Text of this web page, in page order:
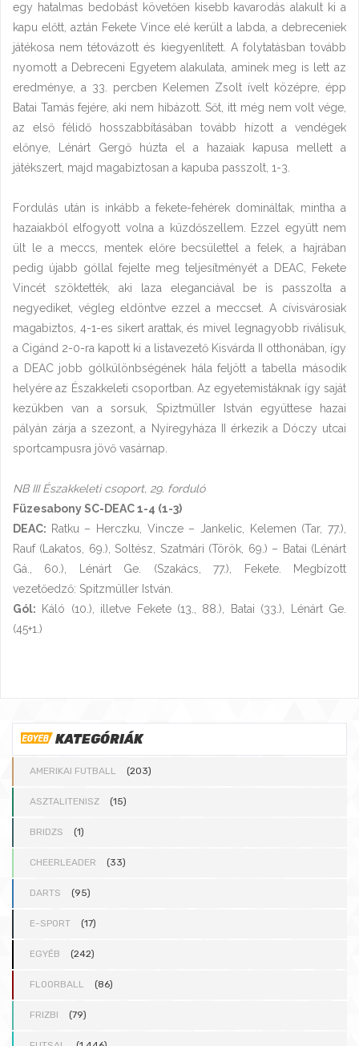
egy hatalmas bedobást követően kisebb kavarodás alakult ki a
kapu előtt, aztán Fekete Vince elé került a labda, a debreceniek
játékosa nem tétovázott és kiegyenlített. A folytatásban tovább
nyomott a Debreceni Egyetem alakulata, aminek meg is lett az
eredménye, a 33. percben Kelemen Zsolt ívelt középre, épp
Batai Tamás fejére, aki nem hibázott. Sőt, itt még nem volt vége,
az első félidő hosszabbításában tovább hízott a vendégek
előnye, Lénárt Gergő húzta el a hazaiak kapusa mellett a
játékszert, majd magabiztosan a kapuba passzolt, 1-3.
Fordulás után is inkább a fekete-fehérek domináltak, mintha a
hazaiakból elfogyott volna a küzdőszellem. Ezzel együtt nem
ült le a meccs, mentek előre becsülettel a felek, a hajrában
pedig újabb góllal fejelte meg teljesítményét a DEAC, Fekete
Vincét szöktették, aki laza eleganciával be is passzolta a
negyediket, végleg eldöntve ezzel a meccset. A cívisvárosiak
magabiztos, 4-1-es sikert arattak, és mivel legnagyobb riválisuk,
a Cigánd 2-0-ra kapott ki a listavezető Kisvárda II otthonában, így
a DEAC jobb gólkülönbségének hála feljött a tabella második
helyére az Északkeleti csoportban. Az egyetemistáknak így saját
kezükben van a sorsuk, Spiztmüller István együttese hazai
pályán zárja a szezont, a Nyíregyháza II érkezik a Dóczy utcai
sportcampusra jövő vasárnap.
NB III Északkeleti csoport, 29. forduló
Füzesabony SC-DEAC 1-4 (1-3)
DEAC: Ratku – Herczku, Vincze – Jankelic, Kelemen (Tar, 77.),
Rauf (Lakatos, 69.), Soltész, Szatmári (Török, 69.) – Batai (Lénárt
Gá., 60.), Lénárt Ge. (Szakács, 77.), Fekete. Megbízott
vezetőedző: Spitzmüller István.
Gól: Káló (10.), illetve Fekete (13., 88.), Batai (33.), Lénárt Ge.
(45+1.)
KATEGÓRIÁK
AMERIKAI FUTBALL (203)
ASZTALITENISZ (15)
BRIDZS (1)
CHEERLEADER (33)
DARTS (95)
E-SPORT (17)
EGYÉB (242)
FLOORBALL (86)
FRIZBI (79)